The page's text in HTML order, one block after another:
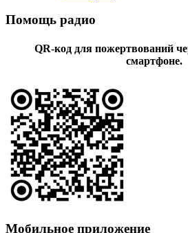
Помощь радио
QR-код для пожертвований
смартфоне.
Мобильное приложение